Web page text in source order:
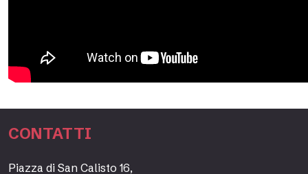
CONTATTI
Piazza di San Calisto 16,